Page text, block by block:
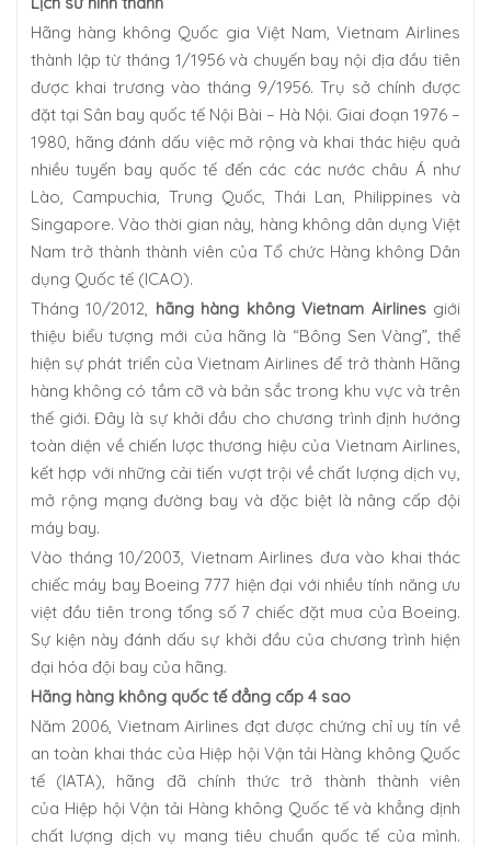
Hãng hàng không Quốc gia Việt Nam, Vietnam Airlines
thành lập từ tháng 1/1956 và chuyến bay nội địa đầu tiên
được khai trương vào tháng 9/1956. Trụ sở chính được
đặt tại Sân bay quốc tế Nội Bài – Hà Nội. Giai đoạn 1976 –
1980, hãng đánh dấu việc mở rộng và khai thác hiệu quả
nhiều tuyến bay quốc tế đến các các nước châu Á như
Lào, Campuchia, Trung Quốc, Thái Lan, Philippines và
Singapore. Vào thời gian này, hàng không dân dụng Việt
Nam trở thành thành viên của Tổ chức Hàng không Dân
dụng Quốc tế (ICAO).
Tháng 10/2012, hãng hàng không Vietnam Airlinesgiới
thiệu biểu tượng mới của hãng là “Bông Sen Vàng”, thể
hiện sự phát triển của Vietnam Airlines để trở thành Hãng
hàng không có tầm cỡ và bản sắc trong khu vực và trên
thế giới. Đây là sự khởi đầu cho chương trình định hướng
toàn diện về chiến lược thương hiệu của Vietnam Airlines,
kết hợp với những cải tiến vượt trội về chất lượng dịch vụ,
mở rộng mạng đường bay và đặc biệt là nâng cấp đội
máy bay.
Vào tháng 10/2003, Vietnam Airlines đưa vào khai thác
chiếc máy bay Boeing 777 hiện đại với nhiều tính năng ưu
việt đầu tiên trong tổng số 7 chiếc đặt mua của Boeing.
Sự kiện này đánh dấu sự khởi đầu của chương trình hiện
đại hóa đội bay của hãng.
Hãng hàng không quốc tế đẳng cấp 4 sao
Năm 2006, Vietnam Airlines đạt được chứng chỉ uy tín về
an toàn khai thác của Hiệp hội Vận tải Hàng không Quốc
tế (IATA), hãng đã chính thức trở thành thành viên
của Hiệp hội Vận tải Hàng không Quốc tế và khẳng định
chất lượng dịch vụ mang tiêu chuẩn quốc tế của mình.